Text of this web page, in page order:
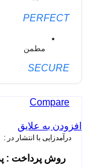
PERFECT
مطمن
SECURE
Compare
افزودن به علایق
درآمدزایی با انتشار در :
روش پرداخت :